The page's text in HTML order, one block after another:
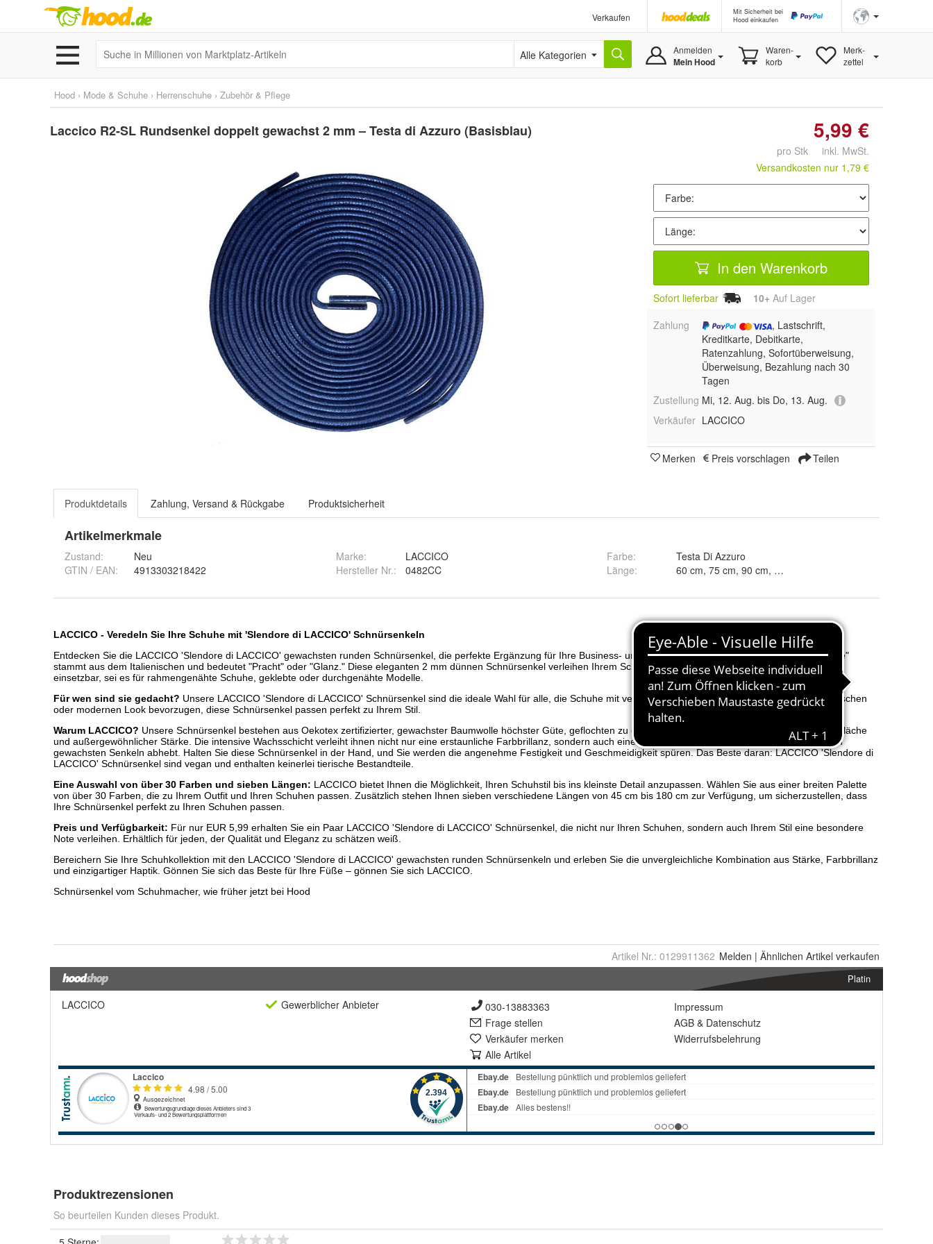
Verkaufen
Mit Sicherheit bei
Hood einkaufen
Alle Kategorien Anmelden
Mein Hood
Waren-
korb
Merk-
zettel
Hood › Mode & Schuhe › Herrenschuhe › Zubehör & Pflege
Laccico R2-SL Rundsenkel doppelt gewachst 2 mm – Testa di Azzuro (Basisblau) 5,99 €
pro Stk inkl. MwSt.
Versandkosten nur 1,79 €
In den Warenkorb
Sofort lieferbar 10+ Auf Lager
Zahlung
, Lastschrift,
Kreditkarte, Debitkarte,
Ratenzahlung, Sofortüberweisung,
Überweisung, Bezahlung nach 30
Tagen
Zustellung Mi, 12. Aug. bis Do, 13. Aug.
Verkäufer LACCICO
Merken Preis vorschlagen Teilen
Produktdetails Zahlung, Versand & Rückgabe Produktsicherheit
Artikelmerkmale
Zustand:
Neu
GTIN / EAN:
4913303218422
Marke:
LACCICO
Hersteller Nr.:
0482CC
Farbe:
Testa Di Azzuro
Länge:
Artikel Nr.: 0129911362 Melden | Ähnlichen Artikel verkaufen
Platin
LACCICO Gewerblicher Anbieter
030-13883363
Frage stellen
Verkäufer merken
Alle Artikel
Impressum
AGB & Datenschutz
Widerrufsbelehrung
Produktrezensionen
So beurteilen Kunden dieses Produkt.